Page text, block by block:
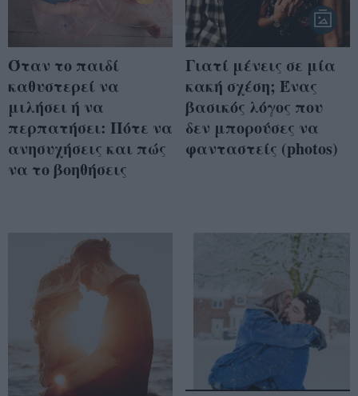
Όταν το παιδί
καθυστερεί να
μιλήσει ή να
περπατήσει: Πότε να
ανησυχήσεις και πώς
να το βοηθήσεις
Γιατί μένεις σε μία
κακή σχέση; Ένας
βασικός λόγος που
δεν μπορούσες να
φανταστείς (photos)